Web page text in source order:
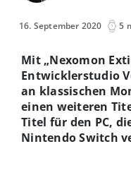
16. September 2020 5
Mit „Nexomon
Entwicklerstudio
an klassischen
einen weiteren
Titel für den PC,
Nintendo Switch